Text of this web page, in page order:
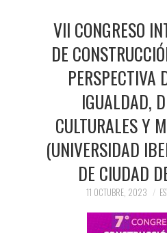
PRENSA Y
COLABORACIONES)
VII CONGRESO
DE
PERSPECTIVA
IGUALDAD,
CULTURALES Y
(UNIVERSIDAD
DE CIUDAD
11 OCTUBRE, 2023